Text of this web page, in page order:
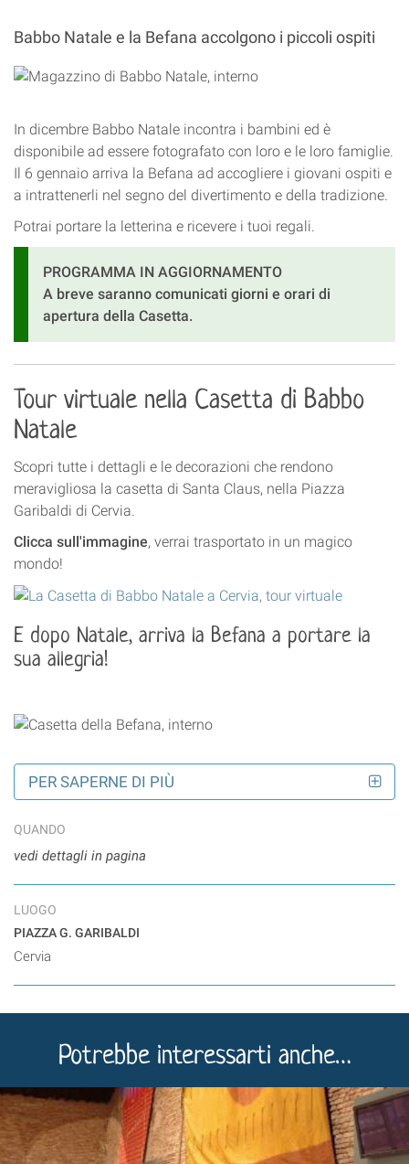
Babbo Natale e la Befana accolgono i piccoli ospiti
In dicembre Babbo Natale incontra i bambini ed è
disponibile ad essere fotografato con loro e le loro famiglie.
Il 6 gennaio arriva la Befana ad accogliere i giovani ospiti e
a intrattenerli nel segno del divertimento e della tradizione.
Potrai portare la letterina e ricevere i tuoi regali.
PROGRAMMA IN AGGIORNAMENTO
A breve saranno comunicati giorni e orari di
apertura della Casetta.
Tour virtuale nella Casetta di Babbo
Natale
Scopri tutte i dettagli e le decorazioni che rendono
meravigliosa la casetta di Santa Claus, nella Piazza
Garibaldi di Cervia.
Clicca sull'immagine, verrai trasportato in un magico
mondo!
E dopo Natale, arriva la Befana a portare la
sua allegria!
PER SAPERNE DI PIÙ
QUANDO
vedi dettagli in pagina
LUOGO
PIAZZA G. GARIBALDI
Cervia
Potrebbe interessarti anche…